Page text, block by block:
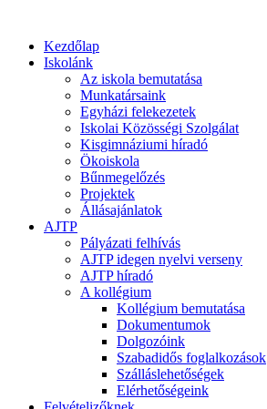
Kezdőlap
Iskolánk
Az iskola bemutatása
Munkatársaink
Egyházi felekezetek
Iskolai Közösségi Szolgálat
Kisgimnáziumi híradó
Ökoiskola
Bűnmegelőzés
Projektek
Állásajánlatok
AJTP
Pályázati felhívás
AJTP idegen nyelvi verseny
AJTP híradó
A kollégium
Kollégium bemutatása
Dokumentumok
Dolgozóink
Szabadidős foglalkozások
Szálláslehetőségek
Elérhetőségeink